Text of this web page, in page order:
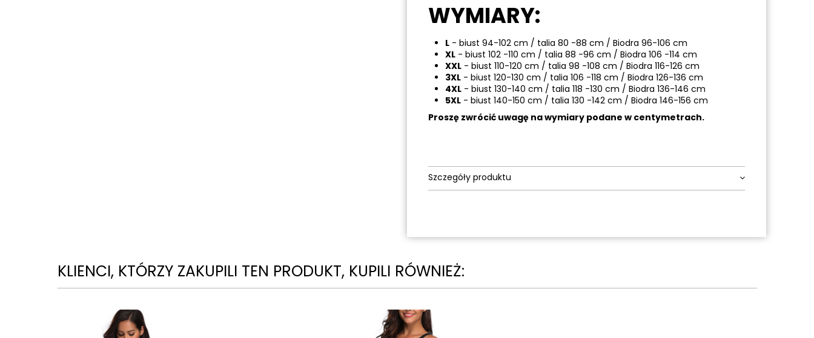
WYMIARY:
L - biust 94-102 cm / talia 80 -88 cm / Biodra 96-106 cm
XL - biust 102 -110 cm / talia 88 -96 cm / Biodra 106 -114 cm
XXL - biust 110-120 cm / talia 98 -108 cm / Biodra 116-126 cm
3XL - biust 120-130 cm / talia 106 -118 cm / Biodra 126-136 cm
4XL - biust 130-140 cm / talia 118 -130 cm / Biodra 136-146 cm
5XL - biust 140-150 cm / talia 130 -142 cm / Biodra 146-156 cm
Proszę zwrócić uwagę na wymiary podane w centymetrach.
Szczegóły produktu
KLIENCI, KTÓRZY ZAKUPILI TEN PRODUKT, KUPILI RÓWNIEŻ: